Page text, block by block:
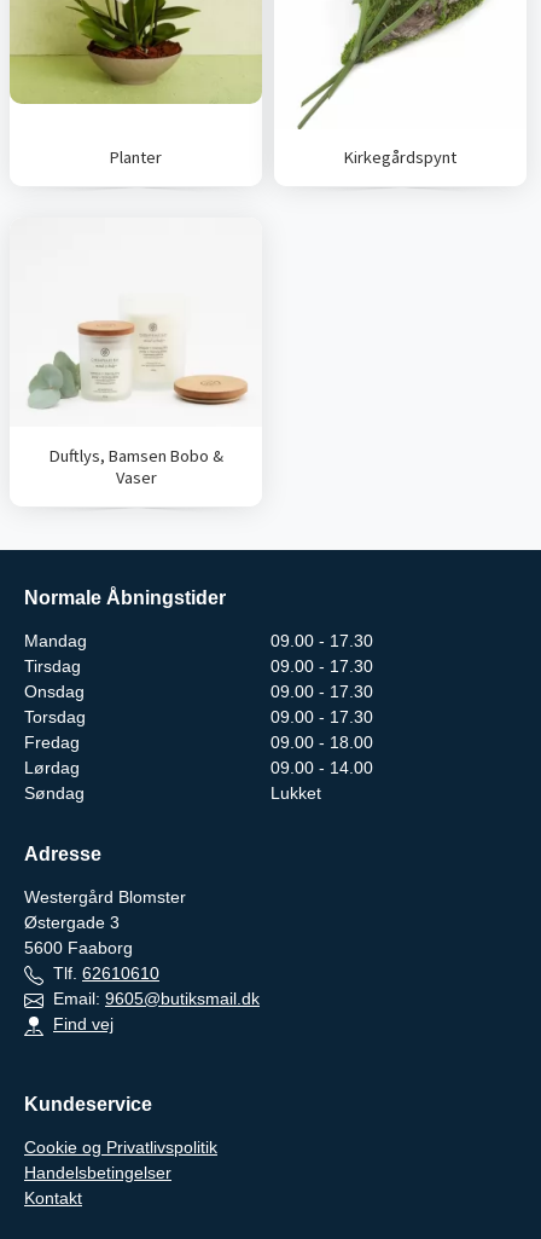
Planter Kirkegårdspynt
Duftlys, Bamsen Bobo &
Vaser
Normale Åbningstider
Mandag
09.00 - 17.30
Tirsdag
09.00 - 17.30
Onsdag
09.00 - 17.30
Torsdag
09.00 - 17.30
Fredag
09.00 - 18.00
Lørdag
09.00 - 14.00
Søndag
Lukket
Adresse
Westergård Blomster
Østergade 3
5600 Faaborg
Tlf. 62610610
Email: 9605@butiksmail.dk
Find vej
Kundeservice
Cookie og Privatlivspolitik
Handelsbetingelser
Kontakt